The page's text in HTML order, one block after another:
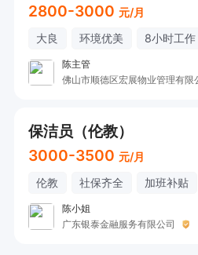
2800-3000 元/月
大良 环境优美 8小时工作
陈主管
佛山市顺德区宏展物业管理有限
保洁员（伦教）
3000-3500 元/月
伦教 社保齐全 加班补贴
陈小姐
广东银泰金融服务有限公司